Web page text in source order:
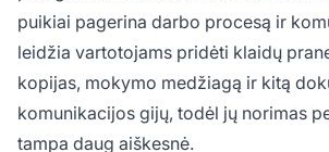
puikiai pagerina darbo procesą ir
leidžia vartotojams pridėti klaidų
kopijas, mokymo medžiagą ir kitą
komunikacijos gijų, todėl jų norimas
tampa daug aiškesnė.